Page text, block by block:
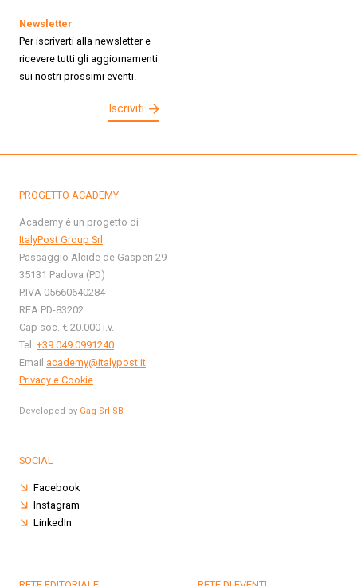
Newsletter
Per iscriverti alla newsletter e
ricevere tutti gli aggiornamenti
sui nostri prossimi eventi.
Iscriviti
PROGETTO ACADEMY
Academy è un progetto di
ItalyPost Group Srl
Passaggio Alcide de Gasperi 29
35131 Padova (PD)
P.IVA 05660640284
REA PD-83202
Cap soc. € 20.000 i.v.
Tel. +39 049 0991240
Email academy@italypost.it
Privacy e Cookie
Developed by Gag Srl SB
SOCIAL
Facebook
Instagram
LinkedIn